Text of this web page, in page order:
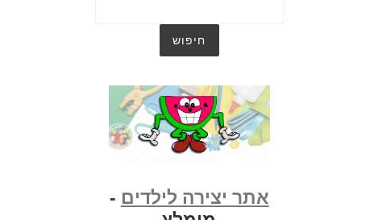
אתר יצירה לילדים -